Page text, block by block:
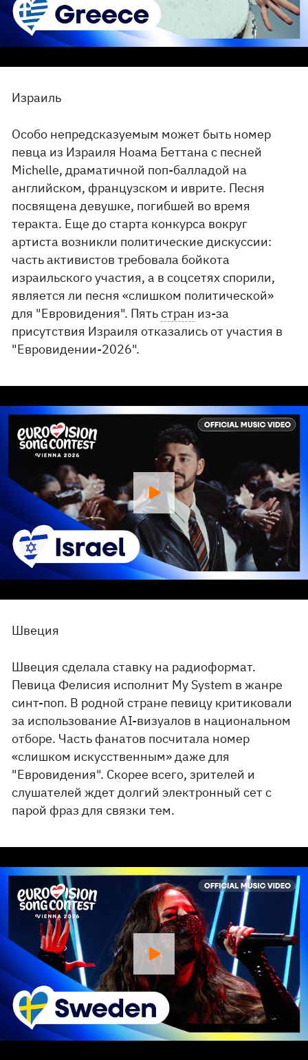
Израиль
Особо непредсказуемым может быть номер
певца из Израиля Ноама Беттана с песней
Michelle, драматичной поп-балладой на
английском, французском и иврите. Песня
посвящена девушке, погибшей во время
теракта. Еще до старта конкурса вокруг
артиста возникли политические дискуссии:
часть активистов требовала бойкота
израильского участия, а в соцсетях спорили,
является ли песня «слишком политической»
для "Евровидения". Пятьстран из-за
присутствия Израиля отказались от участия в
"Евровидении-2026".
Швеция
Швеция сделала ставку на радиоформат.
Певица Фелисия исполнит My System в жанре
синт-поп. В родной стране певицу критиковали
за использование AI-визуалов в национальном
отборе. Часть фанатов посчитала номер
«слишком искусственным» даже для
"Евровидения". Скорее всего, зрителей и
слушателей ждет долгий электронный сет с
парой фраз для связки тем.